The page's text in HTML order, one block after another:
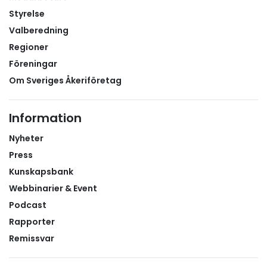
Styrelse
Valberedning
Regioner
Föreningar
Om Sveriges Åkeriföretag
Information
Nyheter
Press
Kunskapsbank
Webbinarier & Event
Podcast
Rapporter
Remissvar